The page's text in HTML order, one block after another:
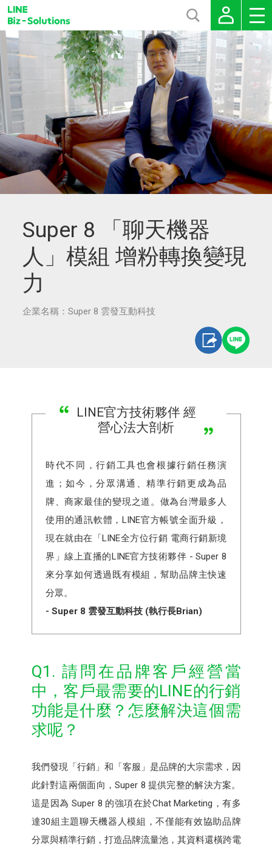
Super 8 「聊天機器
人」模組 增粉轉換變現
力
企業名稱：Super 8 雲發互動科技
LINE官方技術夥伴 經
營心法大剖析
時代不同，行銷工具也會根據行銷任務演
進；如今，分眾溝通、精準行銷更成為品
牌、商家最佳的變現之道。做為台灣最多人
使用的通訊軟體，LINE官方帳號全面升級，
現在就由在「LINE全方位行銷 電商行銷新境
界」線上直播的LINE官方技術夥伴 - Super 8
來分享如何透過既有模組，幫助品牌主快速
分眾。
- Super 8 雲發互動科技 (執行長Brian)
Q1. 請問在品牌客戶經營當
中，客戶最需要的LINE的行銷
功能是什麼？怎麼解決這個需
求呢？
我們發現「行銷」和「客服」是品牌的大宗需求，因
此針對這兩個面向，Super 8 提供完整的解決方案。
這是因為 Super 8 的強項在於Chat Marketing，有多
達30組主題聊天機器人模組，不僅能有效協助品牌
分眾與精準行銷，打造品牌流量池，其資料還橫跨電